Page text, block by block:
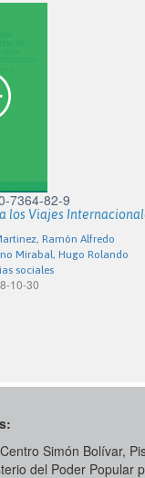
7364-82-9
los Viajes
Ramón Alfredo
Mirabal, Hugo Rolando
sociales
10-30
Simón Bolívar,
del Poder Popular